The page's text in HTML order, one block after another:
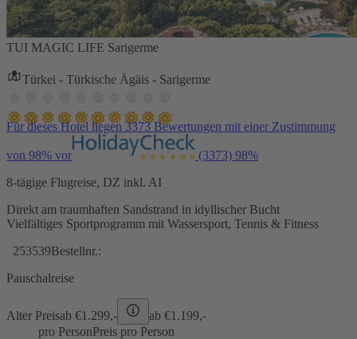
TUI MAGIC LIFE Sarigerme
Türkei - Türkische Ägäis - Sarigerme
Für dieses Hotel liegen 3373 Bewertungen mit einer Zustimmung
von 98% vor (3373) 98%
8-tägige Flugreise, DZ inkl. AI
Direkt am traumhaften Sandstrand in idyllischer Bucht
Vielfältiges Sportprogramm mit Wassersport, Tennis & Fitness
253539Bestellnr.:
Pauschalreise
Alter Preisab €1.299,- ab €1.199,-
pro PersonPreis pro Person